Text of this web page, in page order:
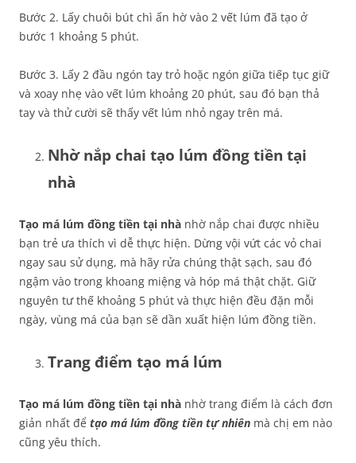
Bước 2. Lấy chuôi bút chì ấn hờ vào 2 vết lúm đã tạo ở
bước 1 khoảng 5 phút.
Bước 3. Lấy 2 đầu ngón tay trỏ hoặc ngón giữa tiếp tục giữ
và xoay nhẹ vào vết lúm khoảng 20 phút, sau đó bạn thả
tay và thử cười sẽ thấy vết lúm nhỏ ngay trên má.
Nhờ nắp chai tạo lúm đồng tiền tại
nhà
Tạo má lúm đồng tiền tại nhà nhờ nắp chai được nhiều
bạn trẻ ưa thích vì dễ thực hiện. Dừng vội vứt các vỏ chai
ngay sau sử dụng, mà hãy rửa chúng thật sạch, sau đó
ngậm vào trong khoang miệng và hóp má thật chặt. Giữ
nguyên tư thế khoảng 5 phút và thực hiện đều đặn mỗi
ngày, vùng má của bạn sẽ dần xuất hiện lúm đồng tiền.
Trang điểm tạo má lúm
Tạo má lúm đồng tiền tại nhà nhờ trang điểm là cách đơn
giản nhất để tạo má lúm đồng tiền tự nhiên mà chị em nào
cũng yêu thích.